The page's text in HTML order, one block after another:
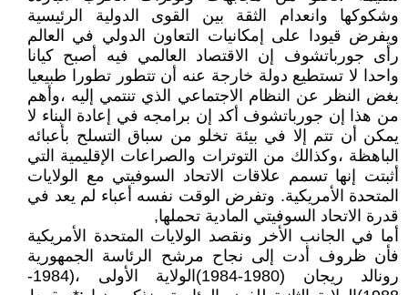
وشكوكها وانعدام الثقة بين القوى الدولية الرئيسية
ويفرض قيودا على إمكانيات التعاون الدولي في العالم
رأى جورباتشوف إن الاقتصاد العالمي فيه أصبح كيانا
واحدا لا تستطيع دولة خارجة عنه أن تتطور تطورا طبيعيا
بغض النظر عن النظام الاجتماعي الذي تنتمي إليه ،وأهم
من هذا إن جورباتشوف أكد إن برامجه في إعادة البناء لا
يمكن أن تتم إلا في بيئة تخلو من سباق التسلح بأعبائه
الباهظة ،وكذالك من التوترات والصراعات الإقليمية التي
أثبتت إنها تسمم علاقات الاتحاد السوفيتي مع الولايات
المتحدة الأمريكية. وتفرض الوقت نفسه أعباء لم يعد في
قدرة الاتحاد السوفيتي المادية تحملها,
أما في الجانب الأخر ونقصد الولايات المتحدة الأمريكية
فأن ظروف أدت إلى نجاح مرشح الرئاسة الجمهورية
رونالد ريجان (1980-1984)الولاية الأولى ،(1984-